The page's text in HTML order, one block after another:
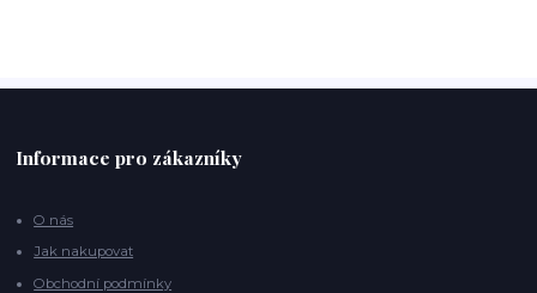
Informace pro zákazníky
O nás
Jak nakupovat
Obchodní podmínky